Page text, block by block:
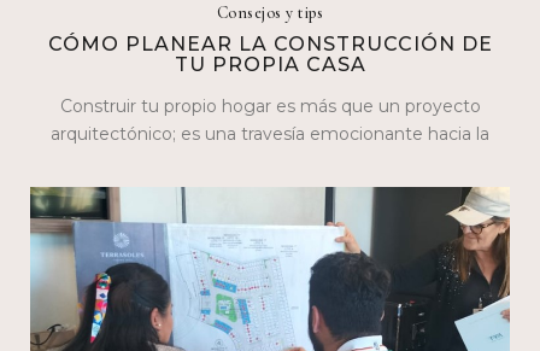
Consejos y tips
CÓMO PLANEAR LA CONSTRUCCIÓN DE
TU PROPIA CASA
Construir tu propio hogar es más que un proyecto
arquitectónico; es una travesía emocionante hacia la